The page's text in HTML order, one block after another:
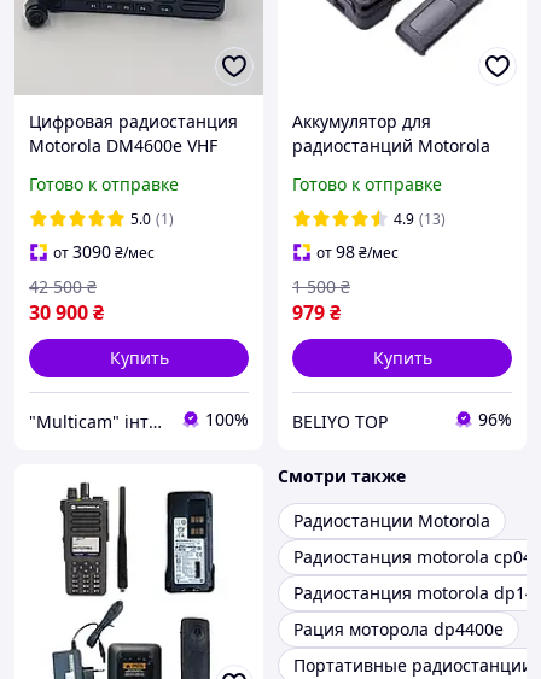
Цифровая радиостанция
Motorola DM4600e VHF
Готово к отправке
5.0 (1)
от3090₴/мес
30 900₴
42 500 ₴
Купить
"Multicam" інтернет магазин 100%
Аккумулятор для
радиостанций Motorola
на рацию Моторола 3500
мАч с TYPE C
Готово к отправке
4.9 (13)
от98₴/мес
979₴
1 500 ₴
Купить
BELIYO TOP 96%
Смотри также
Радиостанции Motorola
Радиостанция motorola cp040
Радиостанция motorola
Рация моторола dp4400e
Портативные радиостанции